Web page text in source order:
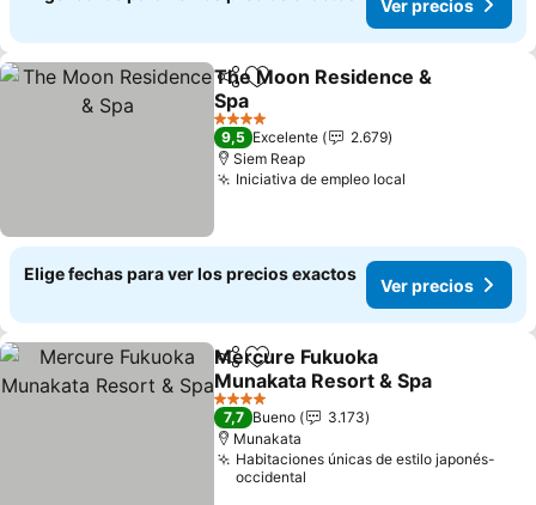
Ver precios
CompartirAgregar a favoritos
The Moon Residence &
Spa
4 Estrellas
9,5 Excelente
2.679
Siem Reap
Iniciativa de empleo local
Elige fechas para ver los precios exactos
Ver precios
CompartirAgregar a favoritos
Mercure Fukuoka
Munakata Resort & Spa
4 Estrellas
7,7 Bueno
3.173
Munakata
Habitaciones únicas de estilo japonés-
occidental